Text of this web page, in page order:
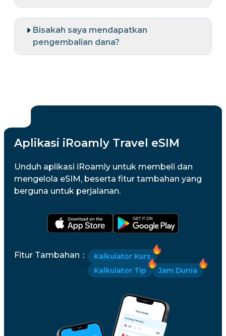
Bisakah saya mendapatkan
pengembalian dana?
Aplikasi iRoamly Travel eSIM
Unduh aplikasi iRoamly untuk membeli dan
mengelola eSIM, beserta fitur tambahan yang
berguna untuk perjalanan.
Fitur Tambahan ：
Kalkulator Kurs
Kalkulator Tip
Jam Dunia